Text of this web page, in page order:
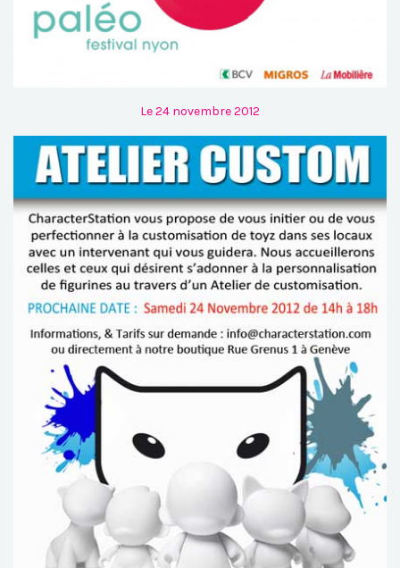
Le 24 novembre 2012